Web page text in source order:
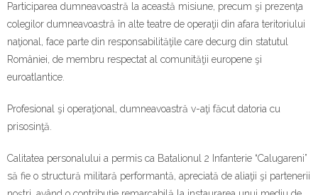
Participarea dumneavoastră la această misiune, precum şi prezenţa
colegilor dumneavoastră în alte teatre de operaţii din afara teritoriului
naţional, face parte din responsabilităţile care decurg din statutul
României, de membru respectat al comunităţii europene şi
euroatlantice.
Profesional şi operaţional, dumneavoastră v-aţi făcut datoria cu
prisosinţă.
Calitatea personalului a permis ca Batalionul 2 Infanterie “Calugareni”
să fie o structură militară performantă, apreciată de aliaţii şi partenerii